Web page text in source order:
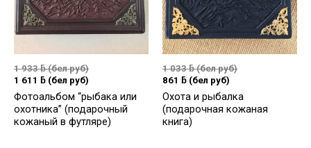
1 933ƃ(бел руб)
1 611 ƃ (бел руб)
Фотоальбом “рыбака или
охотника” (подарочный
кожаный в футляре)
1 033ƃ(бел руб)
861 ƃ (бел руб)
Охота и рыбалка
(подарочная кожаная
книга)